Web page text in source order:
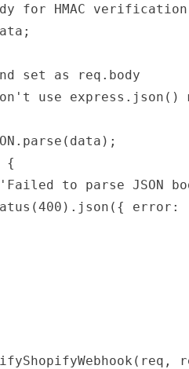
for HMAC verification
set as req.body
use express.json()
{
to parse JSON
error: